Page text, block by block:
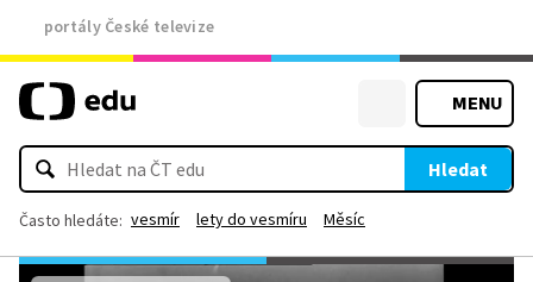
portály České televize
MENU
Hledat
Často hledáte: vesmír lety do vesmíru Měsíc